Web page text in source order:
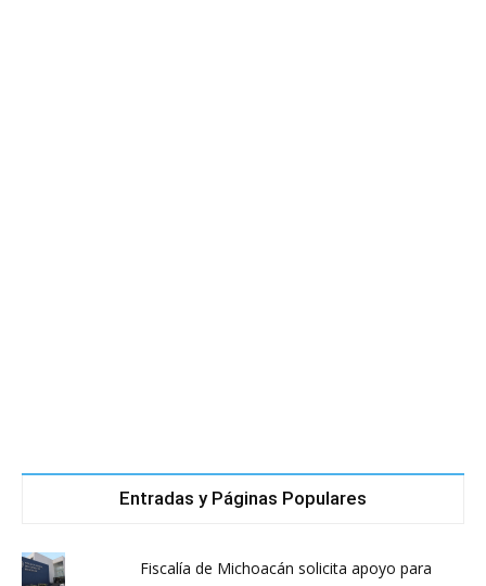
Entradas y Páginas Populares
Fiscalía de Michoacán solicita apoyo para